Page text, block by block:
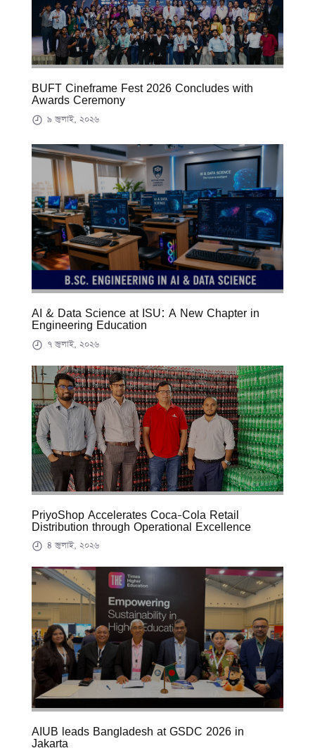
BUFT Cineframe Fest 2026 Concludes with
Awards Ceremony
৯ জুলাই, ২০২৬
AI & Data Science at ISU: A New Chapter in
Engineering Education
৭ জুলাই, ২০২৬
PriyoShop Accelerates Coca-Cola Retail
Distribution through Operational Excellence
৪ জুলাই, ২০২৬
AIUB leads Bangladesh at GSDC 2026 in
Jakarta